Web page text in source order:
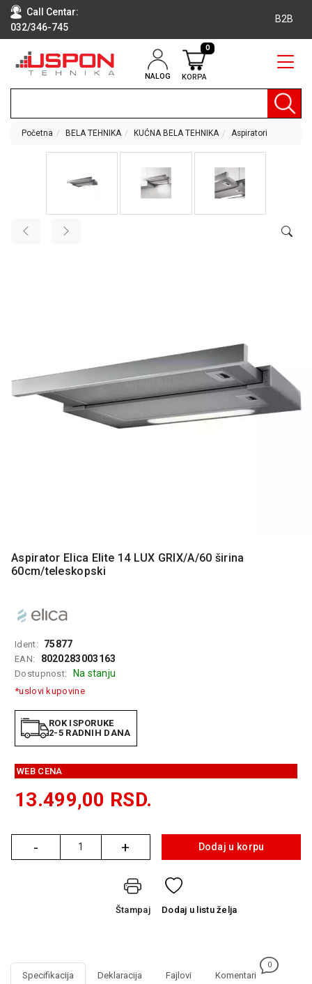
Call Centar:
032/346-745
B2B
NALOG KORPA
0
RAČUNARI
TEHNIKA
VIDEO
MOBILNI I
FIKSNI
RAČUNARSKE
KOMPONENTE
PERIFERIJE
EELEKTRO
ZAŠTITA
SISTEMI
MREŽNA
SKENERI I
I KAMERE
OPREMA
Početna BELA TEHNIKA KUĆNA BELA TEHNIKA Aspiratori
Aspirator Elica Elite 14 LUX GRIX/A/60 širina
60cm/teleskopski
Ident: 75877
EAN: 8020283003163
Dostupnost: Na stanju
*uslovi kupovine
ROK ISPORUKE
2-5 RADNIH DANA
WEB CENA
13.499,00 RSD.
-
Količina + Dodaj u korpu
Štampaj Dodaj u listu želja
Specifikacija Deklaracija Fajlovi Komentari
0